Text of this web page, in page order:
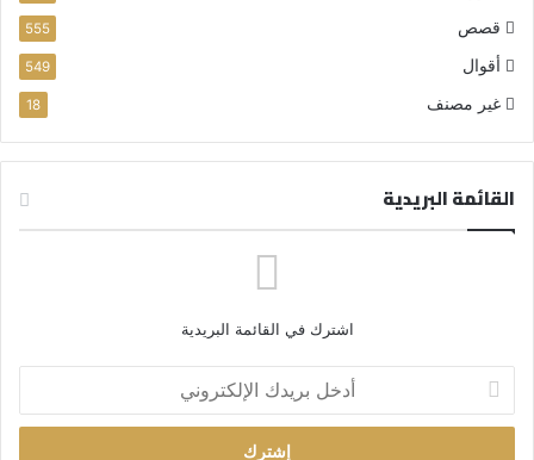
قصص 555
أقوال 549
غير مصنف 18
القائمة البريدية
اشترك في القائمة البريدية
خ